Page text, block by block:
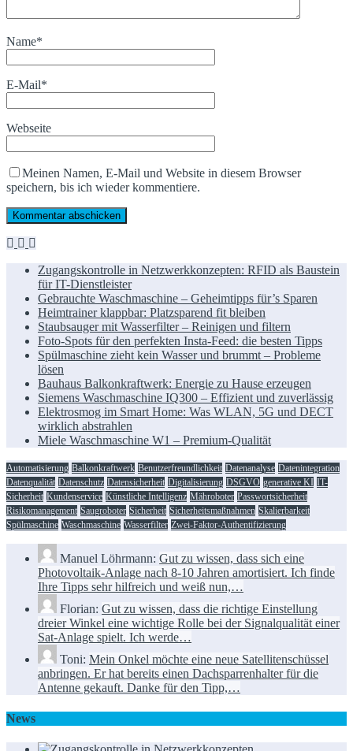
Name*
E-Mail*
Webseite
Meinen Namen, E-Mail und Website in diesem Browser
speichern, bis ich wieder kommentiere.
Zugangskontrolle in Netzwerkkonzepten: RFID als Baustein
für IT-Dienstleister
Gebrauchte Waschmaschine – Geheimtipps für’s Sparen
Heimtrainer klappbar: Platzsparend fit bleiben
Staubsauger mit Wasserfilter – Reinigen und filtern
Foto-Spots für den perfekten Insta-Feed: die besten Tipps
Spülmaschine zieht kein Wasser und brummt – Probleme
lösen
Bauhaus Balkonkraftwerk: Energie zu Hause erzeugen
Siemens Waschmaschine IQ300 – Effizient und zuverlässig
Elektrosmog im Smart Home: Was WLAN, 5G und DECT
wirklich abstrahlen
Miele Waschmaschine W1 – Premium-Qualität
Automatisierung Balkonkraftwerk Benutzerfreundlichkeit Datenanalyse Datenintegration
Datenqualität Datenschutz Datensicherheit Digitalisierung DSGVO generative KI IT-
Sicherheit Kundenservice Künstliche Intelligenz Mähroboter Passwortsicherheit
Risikomanagement Saugroboter Sicherheit Sicherheitsmaßnahmen Skalierbarkeit
Spülmaschine Waschmaschine Wasserfilter Zwei-Faktor-Authentifizierung
Manuel Löhrmann: Gut zu wissen, dass sich eine
Photovoltaik-Anlage nach 8-10 Jahren amortisiert. Ich finde
Ihre Tipps sehr hilfreich und weiß nun,…
Florian: Gut zu wissen, dass die richtige Einstellung
dreier Winkel eine wichtige Rolle bei der Signalqualität einer
Sat-Anlage spielt. Ich werde…
Toni: Mein Onkel möchte eine neue Satellitenschüssel
anbringen. Er hat bereits einen Dachsparrenhalter für die
Antenne gekauft. Danke für den Tipp,…
News